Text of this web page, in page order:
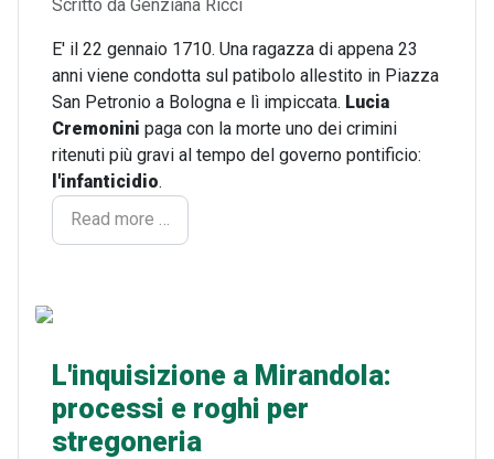
Scritto da Genziana Ricci
E' il 22 gennaio 1710. Una ragazza di appena 23
anni viene condotta sul patibolo allestito in Piazza
San Petronio a Bologna e lì impiccata. Lucia
Cremonini paga con la morte uno dei crimini
ritenuti più gravi al tempo del governo pontificio:
l'infanticidio.
Read more …
L'inquisizione a Mirandola:
processi e roghi per
stregoneria